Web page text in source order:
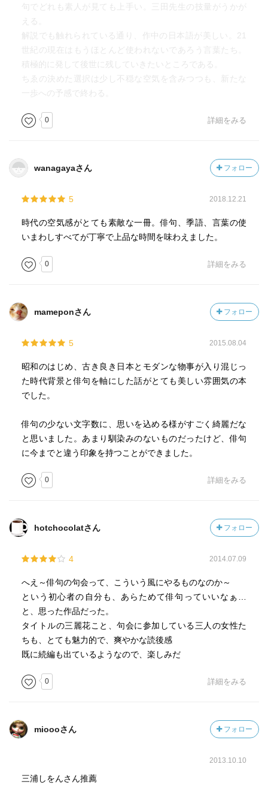
句でどれも素人が見ても上手い。三田先生の技量がうかが
える。
解説でも触れられている通り、作中の日本語が美しい。21
世紀の現在はもうほとんど使われないであろう言葉たち。
積極的に発して後世に残していきたいところである。
ちゑの決めた選択は少し不穏な空気を含みつつも、新たな
一歩への予感で終わる。
0 詳細をみる
wanagayaさん フォロー
5 2018.12.21
時代の空気感がとても素敵な一冊。俳句、季語、言葉の使
いまわしすべてが丁寧で上品な時間を味わえました。
0 詳細をみる
mameponさん フォロー
5 2015.08.04
昭和のはじめ、古き良き日本とモダンな物事が入り混じっ
た時代背景と俳句を軸にした話がとても美しい雰囲気の本
でした。
俳句の少ない文字数に、思いを込める様がすごく綺麗だな
と思いました。あまり馴染みのないものだったけど、俳句
に今までと違う印象を持つことができました。
0 詳細をみる
hotchocolatさん フォロー
4 2014.07.09
へえ～俳句の句会って、こういう風にやるものなのか～
という初心者の自分も、あらためて俳句っていいなぁ…
と、思った作品だった。
タイトルの三麗花こと、句会に参加している三人の女性た
ちも、とても魅力的で、爽やかな読後感
既に続編も出ているようなので、楽しみだ
0 詳細をみる
mioooさん フォロー
2013.10.10
三浦しをんさん推薦